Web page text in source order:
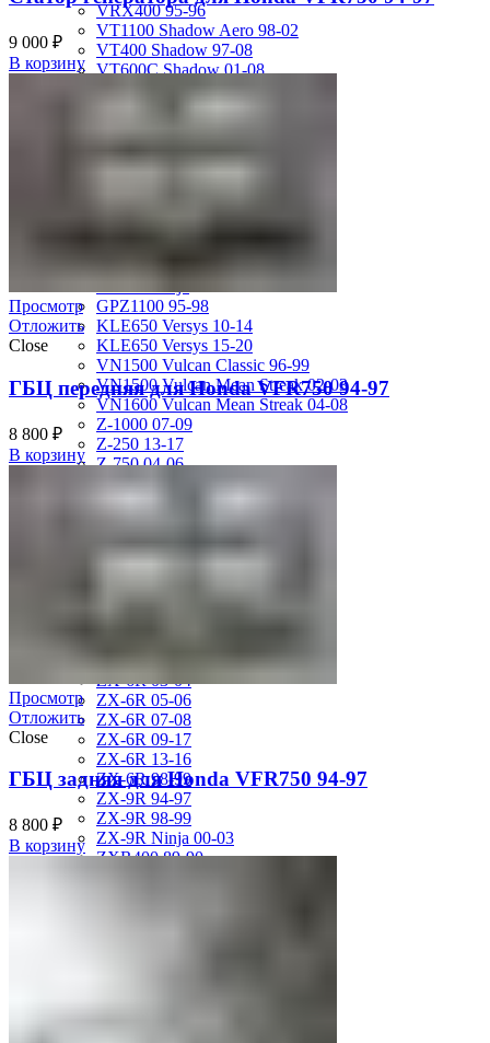
VRX400 95-96
VT1100 Shadow Aero 98-02
VT400 Shadow 97-08
VT600C Shadow 01-08
VT750 Shadow A.C.E. 97-01
X4 97-99
ER-6F Ninja650R 06-08
EX250 Ninja
GPZ1100 95-98
KLE650 Versys 10-14
KLE650 Versys 15-20
VN1500 Vulcan Classic 96-99
VN1500 Vulcan Mean Streak 02-03
VN1600 Vulcan Mean Streak 04-08
Z-1000 07-09
Z-250 13-17
Z-750 04-06
ZL400D Eliminator 95-96
ZR-7 99-03
ZX-10R 06-07
ZX-10R Ninja 08-10
ZX-6R 00-01
ZX-6R 03-04
ZX-6R 05-06
ZX-6R 07-08
ZX-6R 09-17
ZX-6R 13-16
ZX-6R 98-99
ZX-9R 94-97
ZX-9R 98-99
ZX-9R Ninja 00-03
ZXR400 89-90
9 000 ₽
В корзину
Просмотр
Отложить
Close
ГБЦ передняя для Honda VFR750 94-97
8 800 ₽
В корзину
Просмотр
Отложить
Close
ГБЦ задняя для Honda VFR750 94-97
8 800 ₽
В корзину